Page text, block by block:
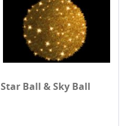
Star Ball & Sky Ball